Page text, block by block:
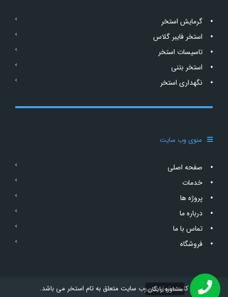
مشاوره رایگان
گرمایش استخر
استخر فایبر گلاس
تاسیسات استخر
استخر بتنی
نگهداری استخر
منوی وب سایت
صفحه اصلی
خدمات
پروژه ها
درباره ما
تماس با ما
فروشگاه
کلیه حقوق این وب سایت متعلق به تام استخر می باشد.